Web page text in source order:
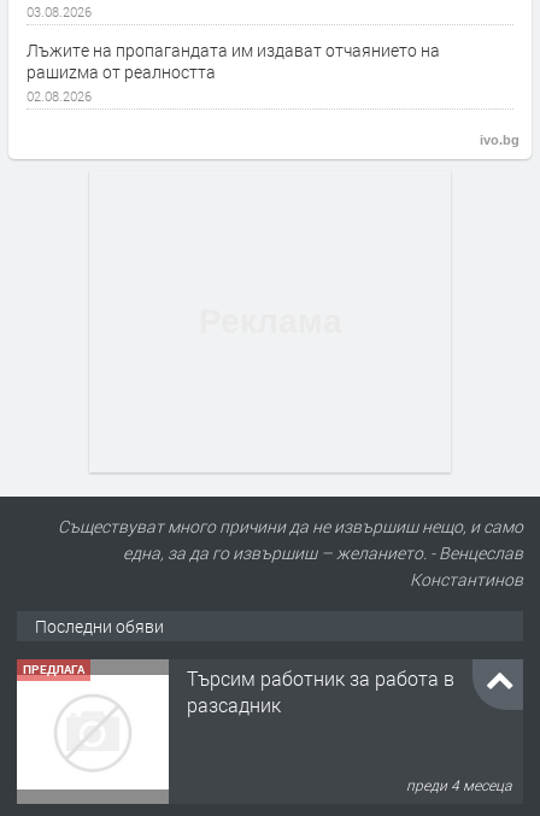
03.08.2026
Лъжите на пропагандата им издават отчаянието на
рашиzма от реалността
02.08.2026
ivo.bg
Съществуват много причини да не извършиш нещо, и само
една, за да го извършиш – желанието. - Венцеслав
Константинов
Последни обяви
ПРЕДЛАГА
Търсим работник за работа в
разсадник
преди 4 месеца